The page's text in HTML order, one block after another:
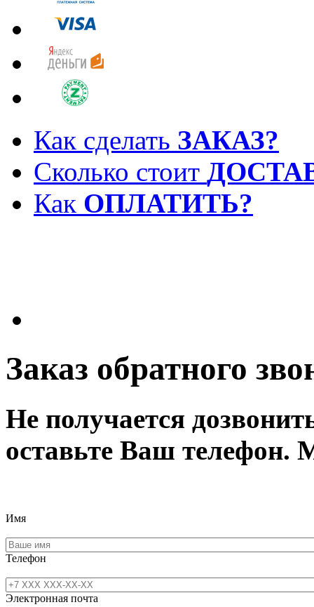
Как сделать ЗАКАЗ?
Сколько стоит
Как ОПЛАТИТЬ?
Заказ обратного
Не получается
оставьте Ваш
Имя
Телефон
Электронная почта